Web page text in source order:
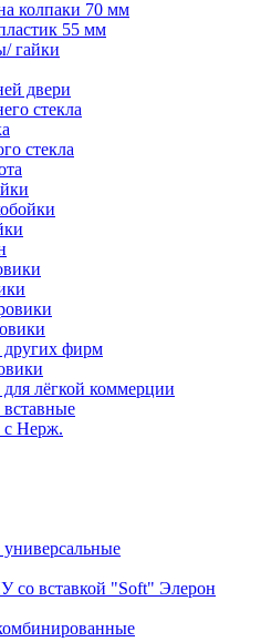
колпаки 70 мм
55 мм
гайки
двери
стекла
стекла
других фирм
лёгкой коммерции
с Нерж.
со вставкой "Soft" Элерон